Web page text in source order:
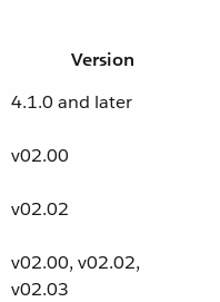
Version
4.1.0 and later
v02.00
v02.02
v02.00, v02.02,
v02.03